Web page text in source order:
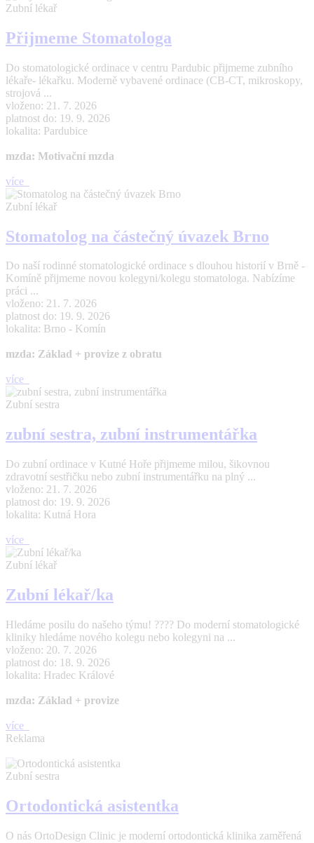
Zubní lékař
Přijmeme Stomatologa
Do stomatologické ordinace v centru Pardubic přijmeme zubního
lékaře- lékařku. Moderně vybavené ordinace (CB-CT, mikroskopy,
strojová ...
vloženo: 21. 7. 2026
platnost do: 19. 9. 2026
lokalita: Pardubice
mzda: Motivační mzda
více
Zubní lékař
Stomatolog na částečný úvazek Brno
Do naší rodinné stomatologické ordinace s dlouhou historií v Brně -
Komíně přijmeme novou kolegyni/kolegu stomatologa. Nabízíme
práci ...
vloženo: 21. 7. 2026
platnost do: 19. 9. 2026
lokalita: Brno - Komín
mzda: Základ + provize z obratu
více
Zubní sestra
zubní sestra, zubní instrumentářka
Do zubní ordinace v Kutné Hoře přijmeme milou, šikovnou
zdravotní sestřičku nebo zubní instrumentářku na plný ...
vloženo: 21. 7. 2026
platnost do: 19. 9. 2026
lokalita: Kutná Hora
více
Zubní lékař
Zubní lékař/ka
Hledáme posilu do našeho týmu! ???? Do moderní stomatologické
kliniky hledáme nového kolegu nebo kolegyni na ...
vloženo: 20. 7. 2026
platnost do: 18. 9. 2026
lokalita: Hradec Králové
mzda: Základ + provize
více
Reklama
Zubní sestra
Ortodontická asistentka
O nás OrtoDesign Clinic je moderní ortodontická klinika zaměřená